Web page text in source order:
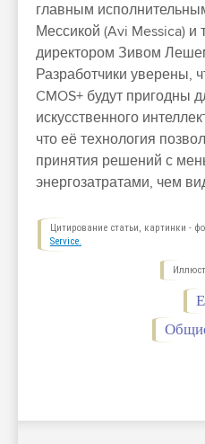
главным
Мессикой (Avi Messica) и
директором Зивом
Разработчики уверены,
CMOS+ будут пригодны
искусственного
что её технология
принятия решений с
энергозатратами, чем
Цитирование статьи, картинки -
Service.